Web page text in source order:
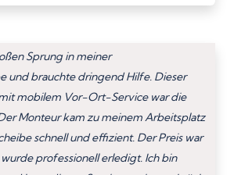
Sprung in meiner
und brauchte dringend Hilfe. Dieser
mobilem Vor-Ort-Service war die
Monteur kam zu meinem Arbeitsplatz
schnell und effizient. Der Preis war
professionell erledigt. Ich bin